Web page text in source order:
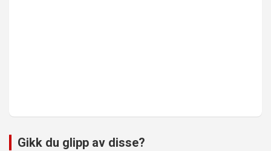
Gikk du glipp av disse?